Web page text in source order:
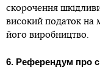
скорочення
високий податок на
його виробництво.
6. Референдум про